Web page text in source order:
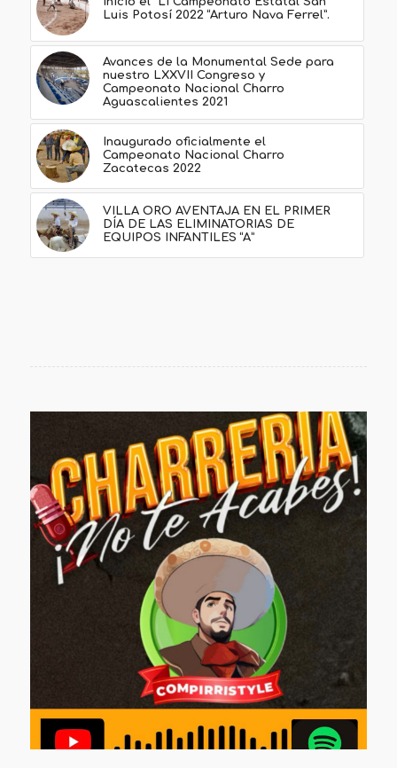
Luis Potosí 2022 “Arturo Nava Ferrel”.
Avances de la Monumental Sede para
nuestro LXXVII Congreso y
Campeonato Nacional Charro
Aguascalientes 2021
Inaugurado oficialmente el
Campeonato Nacional Charro
Zacatecas 2022
VILLA ORO AVENTAJA EN EL PRIMER
DÍA DE LAS ELIMINATORIAS DE
EQUIPOS INFANTILES “A”